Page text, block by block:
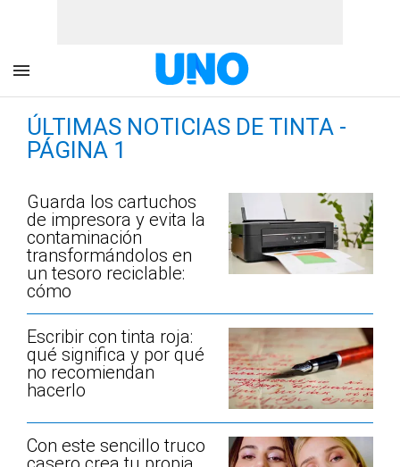
ÚLTIMAS NOTICIAS DE TINTA -
PÁGINA 1
Guarda los cartuchos
de impresora y evita la
contaminación
transformándolos en
un tesoro reciclable:
cómo
Escribir con tinta roja:
qué significa y por qué
no recomiendan
hacerlo
Con este sencillo truco